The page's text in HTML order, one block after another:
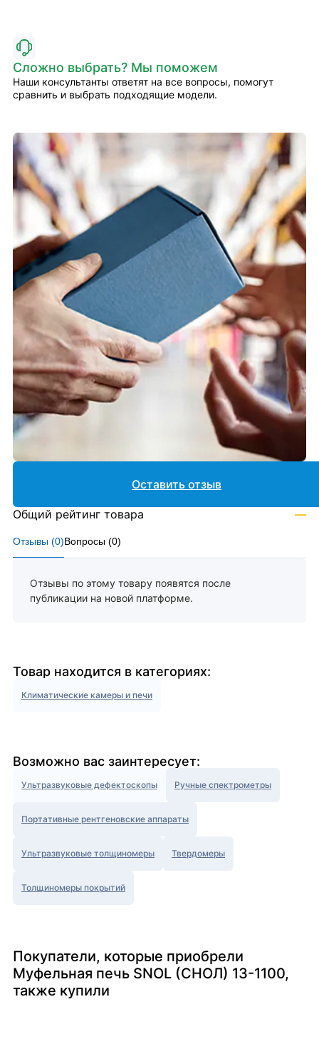
Сложно выбрать? Мы поможем
Наши консультанты ответят на все вопросы, помогут
сравнить и выбрать подходящие модели.
Отзывы (0)Вопросы (0)
Отзывы по этому товару появятся после
публикации на новой платформе.
Оставить отзыв
Общий рейтинг товара —
Товар находится в категориях:
Климатические камеры и печи
Возможно вас заинтересует:
Ультразвуковые дефектоскопы Ручные спектрометры
Портативные рентгеновские аппараты
Ультразвуковые толщиномеры Твердомеры
Толщиномеры покрытий
Покупатели, которые приобрели
Муфельная печь SNOL (СНОЛ) 13-1100,
также купили